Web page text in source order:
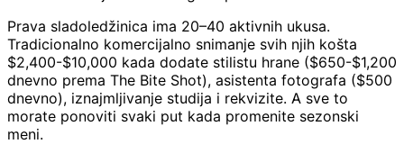
Prava sladoledžinica ima 20–40 aktivnih ukusa.
Tradicionalno komercijalno snimanje svih njih košta
$2,400-$10,000 kada dodate stilistu hrane ($650-$1,200
dnevno prema The Bite Shot), asistenta fotografa ($500
dnevno), iznajmljivanje studija i rekvizite. A sve to
morate ponoviti svaki put kada promenite sezonski
meni.